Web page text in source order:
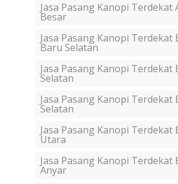
Jasa Pasang Kanopi Terdekat
Besar
Jasa Pasang Kanopi Terdekat
Baru Selatan
Jasa Pasang Kanopi Terdekat
Selatan
Jasa Pasang Kanopi Terdekat
Selatan
Jasa Pasang Kanopi Terdekat
Utara
Jasa Pasang Kanopi Terdekat
Anyar